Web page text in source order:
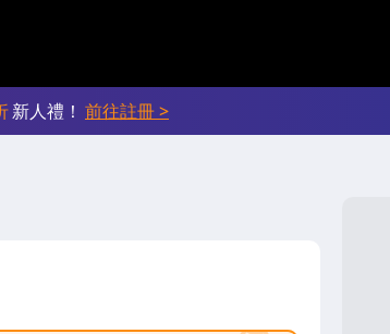
新人禮！ 前往註冊 >